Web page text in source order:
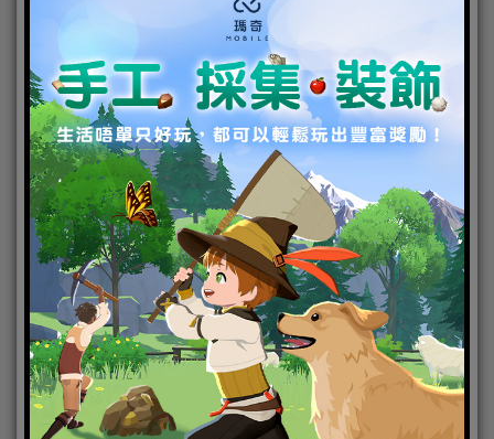
由七元素遊戲公司代理發行的模擬賽馬育成類手遊
《冠軍人馬 Champion Horse Racing》
末日危機再升級 《明日之後》
「鋼鐵入侵」即刻開戰！
2019-04-11| Android,IOS, 好康活動,手機遊戲, 焦點新聞